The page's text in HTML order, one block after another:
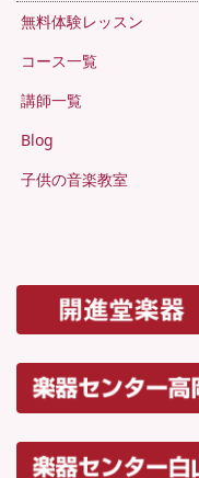
無料体験レッスン
コース一覧
講師一覧
Blog
子供の音楽教室